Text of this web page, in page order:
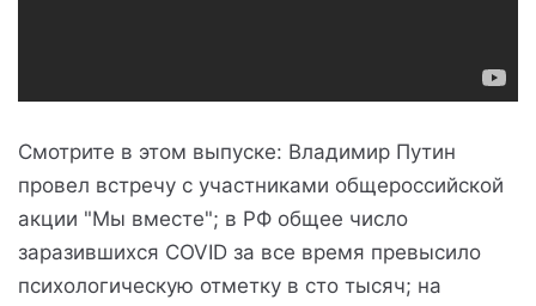
Смотрите в этом выпуске: Владимир Путин
провел встречу с участниками общероссийской
акции "Мы вместе"; в РФ общее число
заразившихся COVID за все время превысило
психологическую отметку в сто тысяч; на